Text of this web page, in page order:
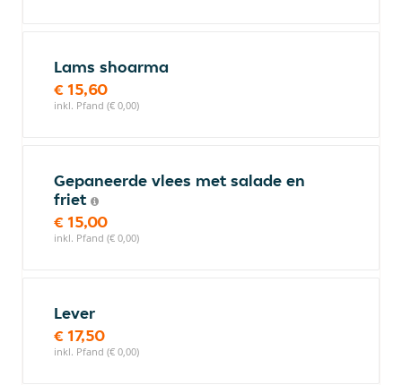
Lams shoarma
€ 15,60
inkl. Pfand (€ 0,00)
Gepaneerde vlees met salade en
friet
€ 15,00
inkl. Pfand (€ 0,00)
Lever
€ 17,50
inkl. Pfand (€ 0,00)